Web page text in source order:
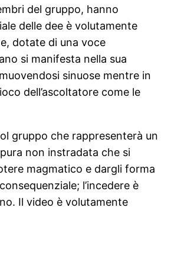
del gruppo, hanno
delle dee è volutamente
dotate di una voce
si manifesta nella sua
sinuose mentre in
dell’ascoltatore come le
gruppo che rappresenterà un
non instradata che si
magmatico e dargli forma
l’incedere è
Il video è volutamente